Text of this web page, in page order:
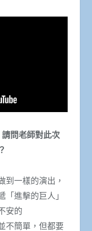
問老師對此次
到一樣的演出，
進擊的巨人」
安的
不簡單，但都要